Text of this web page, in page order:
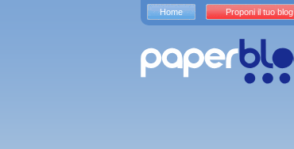
Home Proponi il tuo blog